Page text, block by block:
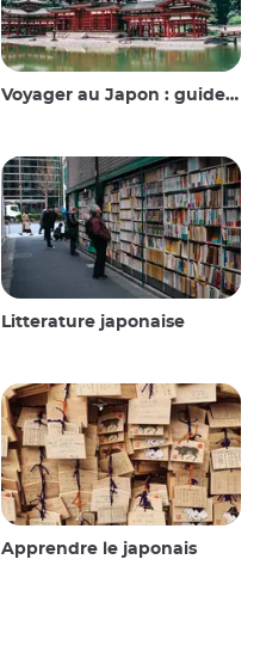
Voyager au Japon : guide et conseils
Litterature japonaise
Apprendre le japonais